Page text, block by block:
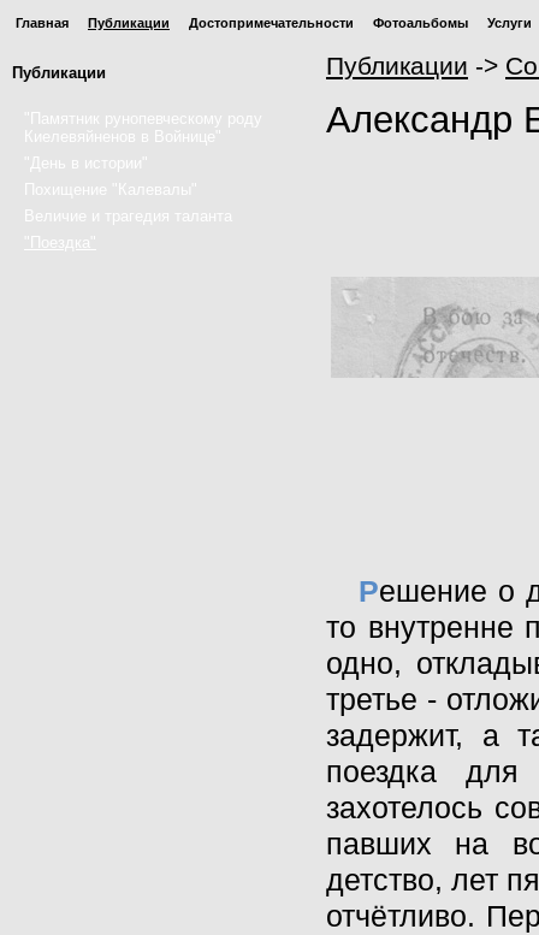
Главная Публикации Достопримечательности Фотоальбомы Услуги
Публикации
"Памятник рунопевческому роду
Киелевяйненов в Войнице"
"День в истории"
Похищение "Калевалы"
Величие и трагедия таланта
"Поездка"
Публикации ->
Александр
Решение о
то внутренне
одно,
третье -
задержит, а
поездка
захотелось
павших на
детство, лет
отчётливо.